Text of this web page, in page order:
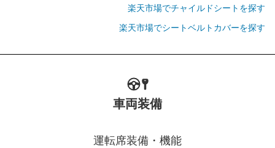
楽天市場でチャイルドシートを探す
楽天市場でシートベルトカバーを探す
車両装備
運転席装備・機能